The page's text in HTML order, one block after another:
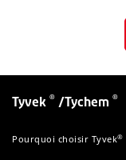
Tyvek ® /Tychem ®
Pourquoi choisir Tyvek®